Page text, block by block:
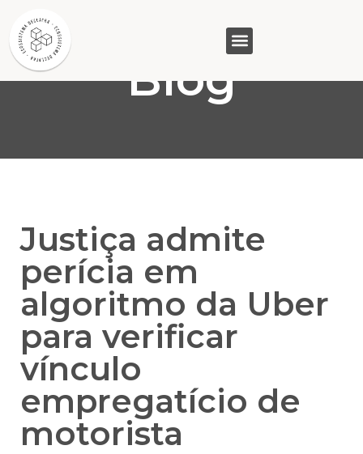
Blog
Justiça admite
perícia em
algoritmo da Uber
para verificar
vínculo
empregatício de
motorista